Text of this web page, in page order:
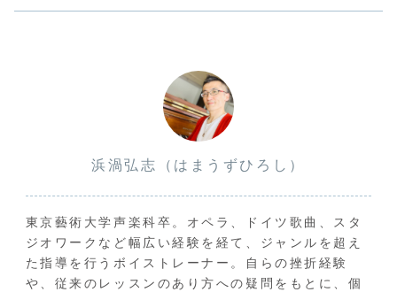
浜渦弘志（はまうずひろし）
東京藝術大学声楽科卒。オペラ、ドイツ歌曲、スタ
ジオワークなど幅広い経験を経て、ジャンルを超え
た指導を行うボイストレーナー。自らの挫折経験
や、従来のレッスンのあり方への疑問をもとに、個